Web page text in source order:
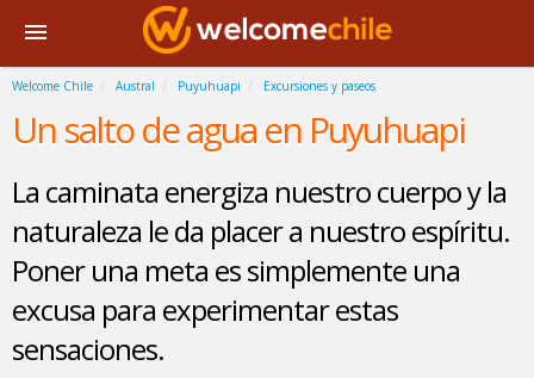
Welcome Chile Austral Puyuhuapi Excursiones y paseos
Un salto de agua en Puyuhuapi
La caminata energiza nuestro cuerpo y la
naturaleza le da placer a nuestro espíritu.
Poner una meta es simplemente una
excusa para experimentar estas
sensaciones.